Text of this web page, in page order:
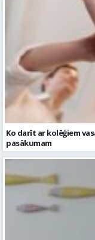
Ko darīt ar kolēģiem
pasākumam